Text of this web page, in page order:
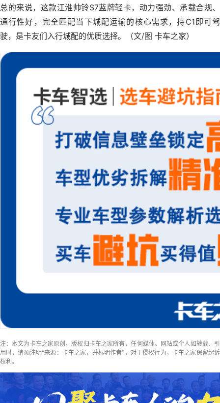
总的来说，这款江淮帅铃S7蓝牌轻卡，动力强劲、承载合规、
通行性好，完全匹配当下城配运输的核心需求，持C1即可驾
驶，是卡友们入行城配的优质选择。（文/图 卡车之家）
注：本文为卡车之家原创，版权归卡车之家所有，任何媒体、网站或个人如转载、引
用时，请须注明“来源：卡车之家，并标明作者”，对于侵权行为，卡车之家保留起诉
权利。